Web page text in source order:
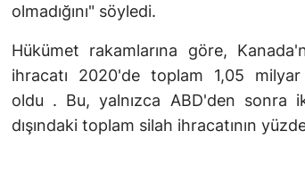
olmadığını" söyledi.
Hükümet rakamlarına göre,
ihracatı 2020'de toplam 1,05
oldu . Bu, yalnızca ABD'den sonra
dışındaki toplam silah ihracatının